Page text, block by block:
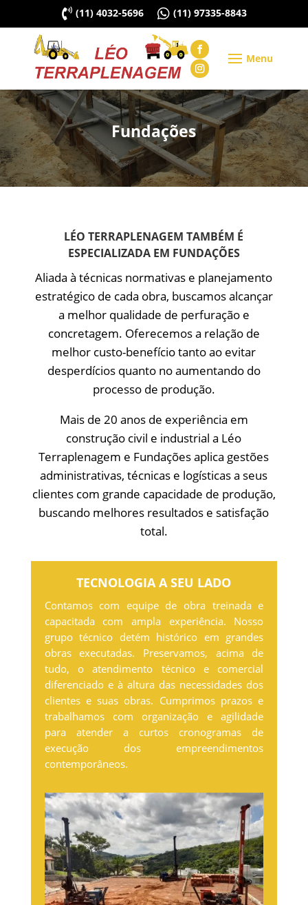
 (11) 4032-5696  (11) 97335-8843
Fundações
LÉO TERRAPLENAGEM TAMBÉM É
ESPECIALIZADA EM FUNDAÇÕES
Aliada à técnicas normativas e planejamento
estratégico de cada obra, buscamos alcançar
a melhor qualidade de perfuração e
concretagem. Oferecemos a relação de
melhor custo-benefício tanto ao evitar
desperdícios quanto no aumentando do
processo de produção.
Mais de 20 anos de experiência em
construção civil e industrial a Léo
Terraplenagem e Fundações aplica gestões
administrativas, técnicas e logísticas a seus
clientes com grande capacidade de produção,
buscando melhores resultados e satisfação
total.
TECNOLOGIA A SEU LADO
Contamos com equipe de obra treinada e
capacitada com ampla experiência. Nosso
grupo técnico detém histórico em grandes
obras executadas. Preservamos, acima de
tudo, o atendimento técnico e comercial
diferenciado e à altura das necessidades dos
clientes e suas obras. Cumprimos prazos e
trabalhamos com organização e agilidade
para atender a curtos cronogramas de
execução dos empreendimentos
contemporâneos.